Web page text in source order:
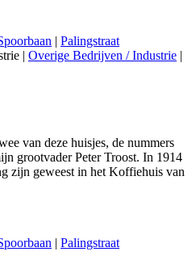
| Palingstraat
| Overige Bedrijven / Industrie |
van deze huisjes, de nummers
grootvader Peter Troost. In 1914
zijn geweest in het Koffiehuis van
| Palingstraat